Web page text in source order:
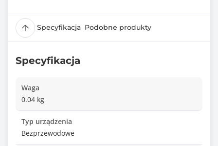
Specyfikacja Podobne produkty
Specyfikacja
Waga
0.04 kg
Typ urządzenia
Bezprzewodowe